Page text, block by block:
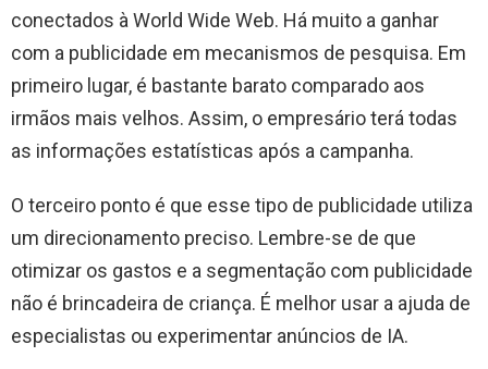
conectados à World Wide Web. Há muito a ganhar
com a publicidade em mecanismos de pesquisa. Em
primeiro lugar, é bastante barato comparado aos
irmãos mais velhos. Assim, o empresário terá todas
as informações estatísticas após a campanha.
O terceiro ponto é que esse tipo de publicidade utiliza
um direcionamento preciso. Lembre-se de que
otimizar os gastos e a segmentação com publicidade
não é brincadeira de criança. É melhor usar a ajuda de
especialistas ou experimentar anúncios de IA.